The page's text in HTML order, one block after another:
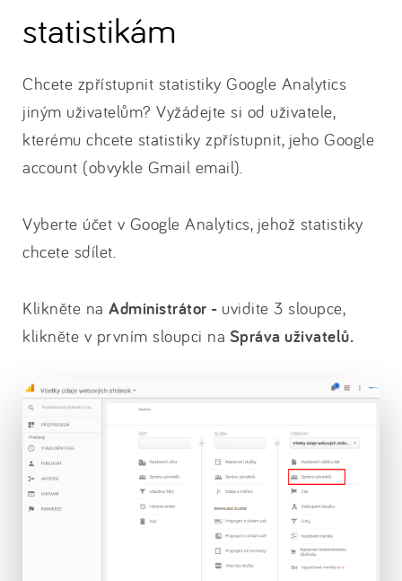
statistikám
Chcete zpřístupnit statistiky Google Analytics
jiným uživatelům? Vyžádejte si od uživatele,
kterému chcete statistiky zpřístupnit, jeho Google
account (obvykle Gmail email).
Vyberte účet v Google Analytics, jehož statistiky
chcete sdílet.
Klikněte na Administrátor - uvidite 3 sloupce,
klikněte v prvním sloupci na Správa uživatelů.